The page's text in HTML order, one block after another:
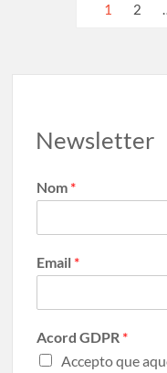
1 2
Newsletter
Nom *
Email *
Acord GDPR *
Accepto que